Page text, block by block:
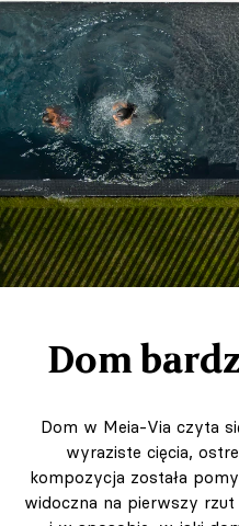
Dom
Dom w Meia‑Via czyta
wyraziste cięcia,
kompozycja została
widoczna na pierwszy